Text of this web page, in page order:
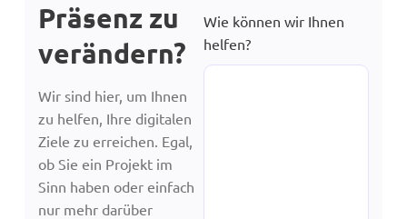
Präsenz zu
verändern?
Wir sind hier, um Ihnen
zu helfen, Ihre digitalen
Ziele zu erreichen. Egal,
ob Sie ein Projekt im
Sinn haben oder einfach
nur mehr darüber
Wie können wir Ihnen
helfen?